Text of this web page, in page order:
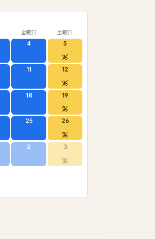
金曜日 土曜日
4 5
11 12
18 19
25 26
2 3